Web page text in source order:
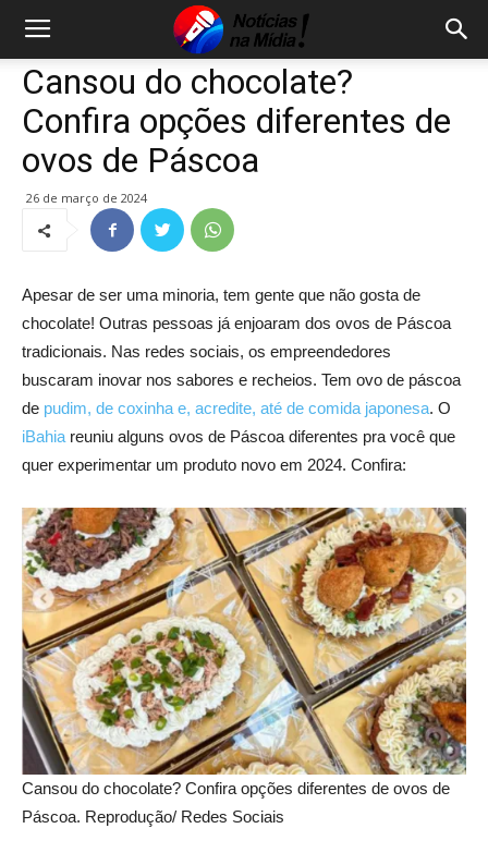
Cansou do chocolate?
Confira opções diferentes de
ovos de Páscoa
26 de março de 2024
Apesar de ser uma minoria, tem gente que não gosta de
chocolate! Outras pessoas já enjoaram dos ovos de Páscoa
tradicionais. Nas redes sociais, os empreendedores
buscaram inovar nos sabores e recheios. Tem ovo de páscoa
de pudim, de coxinha e, acredite, até de comida japonesa. O
iBahia reuniu alguns ovos de Páscoa diferentes pra você que
quer experimentar um produto novo em 2024. Confira:
Cansou do chocolate? Confira opções diferentes de ovos de
Páscoa. Reprodução/ Redes Sociais